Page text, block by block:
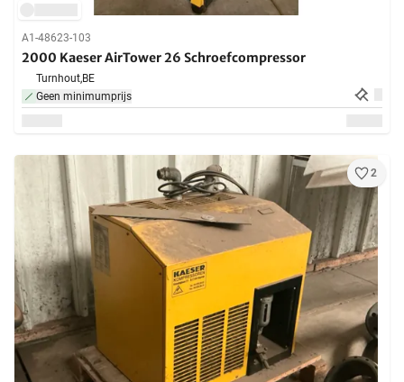
A1-48623-103
2000 Kaeser AirTower 26 Schroefcompressor
Turnhout,BE
Geen minimumprijs
2